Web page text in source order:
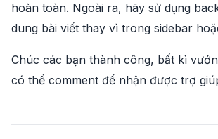
hoàn toàn. Ngoài ra, hãy sử dụng
dung bài viết thay vì trong sidebar
Chúc các bạn thành công, bất kì
có thể comment để nhận được trợ